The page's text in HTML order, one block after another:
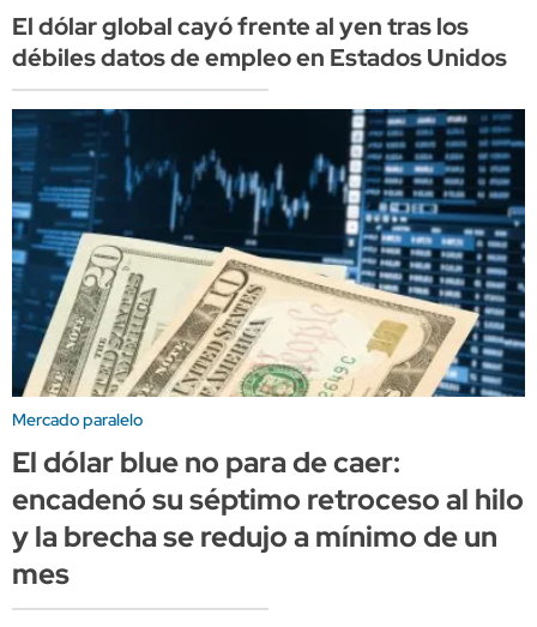
El dólar global cayó frente al yen tras los
débiles datos de empleo en Estados Unidos
Mercado paralelo
El dólar blue no para de caer:
encadenó su séptimo retroceso al hilo
y la brecha se redujo a mínimo de un
mes